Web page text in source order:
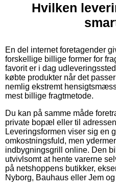
Hvilken
En del internet foretagender
forskellige billige former for
favorit er i dag
købte produkter når det
nemlig ekstremt
mest billige fragtmetode.
Du kan på samme måde
private bopæl eller til
Leveringsformen viser sig en
omkostningsfuld, men
indbygningsgrill online. Den
utvivlsomt at hente varerne
på netshoppens butikker,
Nyborg, Bauhaus eller Jem